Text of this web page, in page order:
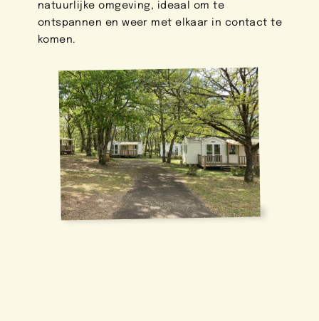
natuurlijke omgeving, ideaal om te
ontspannen en weer met elkaar in contact te
komen.